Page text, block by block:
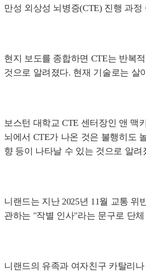
만성 외상성 뇌병증(CTE) 진행 과
현지 보도를 종합하면 CTE는 반복
것으로 알려졌다. 현재 기술로는 살
보스턴 대학교 CTE 센터장인 앤 맥
뇌에서 CTE가 나온 것은 불행히도
향 등이 나타날 수 있는 것으로 알려
니랜드는 지난 2025년 11월 교통
관하는 "작별 인사"라는 문구로 단
니랜드의 유족과 여자친구 카탈리